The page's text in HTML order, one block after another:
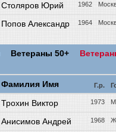
Столяров Юрий 1962
Попов Александр 1964
Ветераны 50+
Фамилия Имя Г.р.
Трохин Виктор 1973
Анисимов Андрей 1968